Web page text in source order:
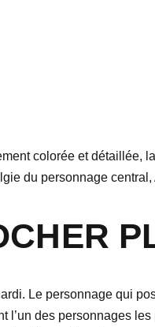
colorée et détaillée,
du personnage central,
Le personnage qui
des personnages